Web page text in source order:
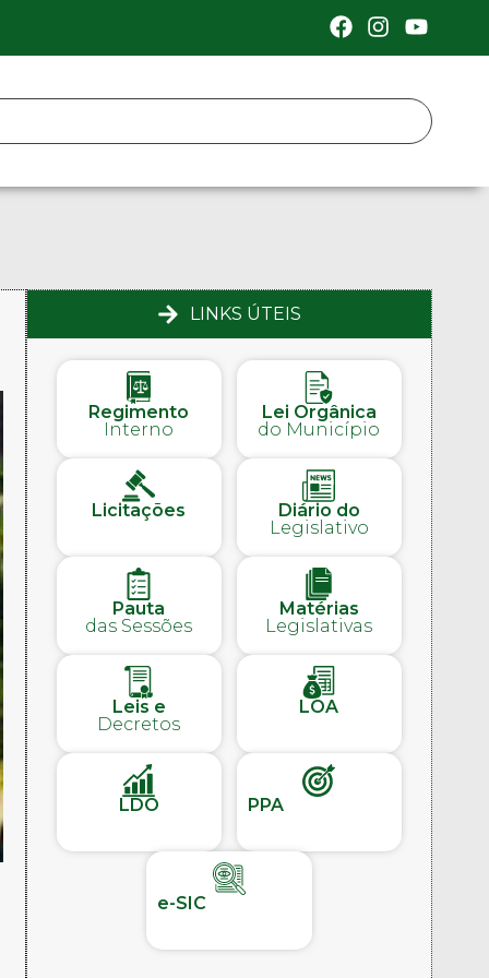
LINKS ÚTEIS
Regimento
Interno
Lei Orgânica
do Município
Licitações
Diário do
Legislativo
Pauta
das Sessões
Matérias
Legislativas
Leis e
Decretos
LOA
LDO PPA
e-SIC